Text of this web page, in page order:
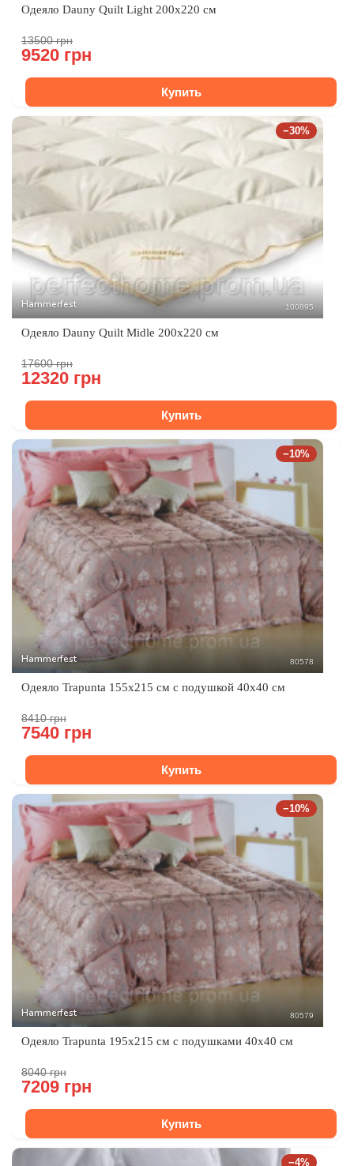
Одеяло Dauny Quilt Light 200x220 см​
13500 грн
9520 грн
Купить
−30%
Hammerfest 100895
Одеяло Dauny Quilt Midle 200x220 см​
17600 грн
12320 грн
Купить
−10%
Hammerfest 80578
Одеяло Trapunta 155x215 см с подушкой 40x40 см
8410 грн
7540 грн
Купить
−10%
Hammerfest 80579
Одеяло Trapunta 195x215 см с подушками 40x40 см
8040 грн
7209 грн
Купить
−4%